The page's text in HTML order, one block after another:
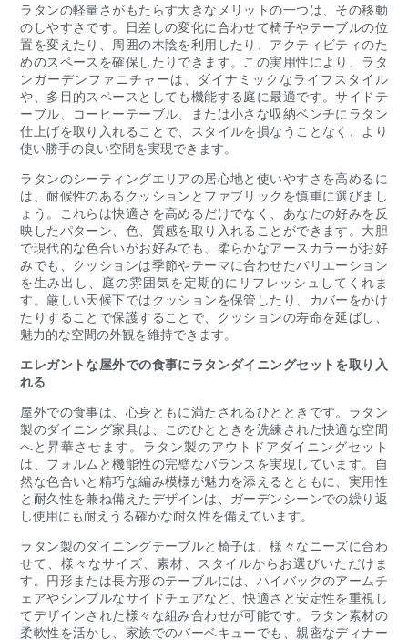
ラタンの軽量さがもたらす大きなメリットの一つは、その移動
のしやすさです。日差しの変化に合わせて椅子やテーブルの位
置を変えたり、周囲の木陰を利用したり、アクティビティのた
めのスペースを確保したりできます。この実用性により、ラタ
ンガーデンファニチャーは、ダイナミックなライフスタイル
や、多目的スペースとしても機能する庭に最適です。サイドテ
ーブル、コーヒーテーブル、または小さな収納ベンチにラタン
仕上げを取り入れることで、スタイルを損なうことなく、より
使い勝手の良い空間を実現できます。
ラタンのシーティングエリアの居心地と使いやすさを高めるに
は、耐候性のあるクッションとファブリックを慎重に選びまし
ょう。これらは快適さを高めるだけでなく、あなたの好みを反
映したパターン、色、質感を取り入れることができます。大胆
で現代的な色合いがお好みでも、柔らかなアースカラーがお好
みでも、クッションは季節やテーマに合わせたバリエーション
を生み出し、庭の雰囲気を定期的にリフレッシュしてくれま
す。厳しい天候下ではクッションを保管したり、カバーをかけ
たりすることで保護することで、クッションの寿命を延ばし、
魅力的な空間の外観を維持できます。
エレガントな屋外での食事にラタンダイニングセットを取り入
れる
屋外での食事は、心身ともに満たされるひとときです。ラタン
製のダイニング家具は、このひとときを洗練された快適な空間
へと昇華させます。ラタン製のアウトドアダイニングセット
は、フォルムと機能性の完璧なバランスを実現しています。自
然な色合いと精巧な編み模様が魅力を添えるとともに、実用性
と耐久性を兼ね備えたデザインは、ガーデンシーンでの繰り返
し使用にも耐えうる確かな耐久性を備えています。
ラタン製のダイニングテーブルと椅子は、様々なニーズに合わ
せて、様々なサイズ、素材、スタイルからお選びいただけま
す。円形または長方形のテーブルには、ハイバックのアームチ
ェアやシンプルなサイドチェアなど、快適さと安定性を重視し
てデザインされた様々な組み合わせが可能です。ラタン素材の
柔軟性を活かし、家族でのバーベキューでも、親密なディナー